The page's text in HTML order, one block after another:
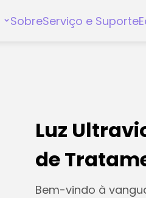
SobreServiço e Suporte
Luz
de
Bem-vindo à